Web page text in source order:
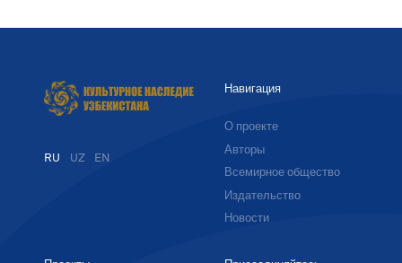
RU UZ EN
Навигация
О проекте
Авторы
Всемирное общество
Издательство
Новости